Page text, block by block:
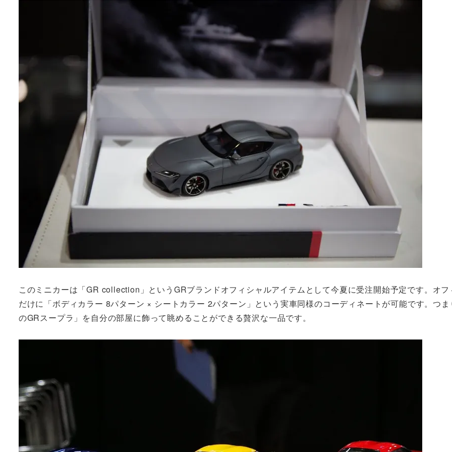
このミニカーは「GR collection」というGRブランドオフィシャルアイテムとして今夏に受注開始予定です。オ
だけに「ボディカラー 8パターン × シートカラー 2パターン」という実車同様のコーディネートが可能です。つ
のGRスープラ」を自分の部屋に飾って眺めることができる贅沢な一品です。